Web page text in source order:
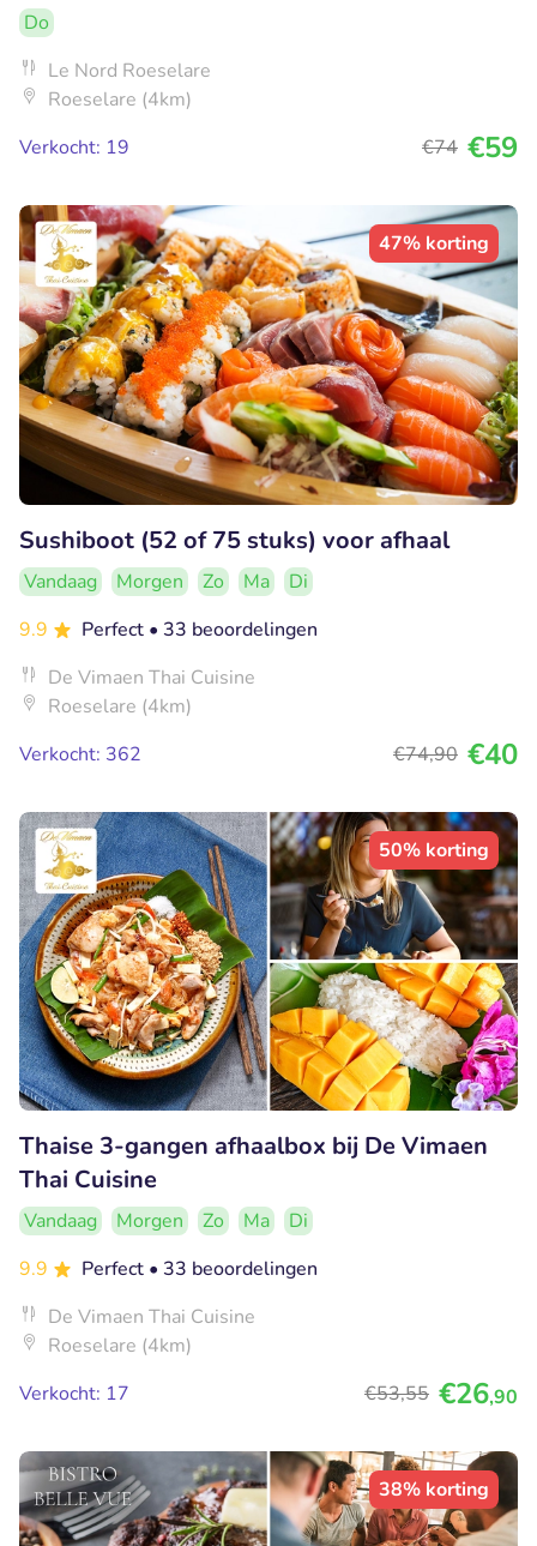
Do
Le Nord Roeselare
Roeselare (4km)
Verkocht: 19
€74 €59
47% korting
Sushiboot (52 of 75 stuks) voor afhaal
Vandaag Morgen Zo Ma
Di
9.9
Perfect • 33 beoordelingen
De Vimaen Thai Cuisine
Roeselare (4km)
Verkocht: 362
€74,90 €40
50% korting
Thaise 3-gangen afhaalbox bij De Vimaen
Thai Cuisine
Vandaag Morgen Zo Ma
Di
9.9
Perfect • 33 beoordelingen
De Vimaen Thai Cuisine
Roeselare (4km)
Verkocht: 17
€53,55 €26,90
38% korting